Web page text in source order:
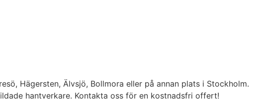
Hägersten, Älvsjö, Bollmora eller på annan plats i Stockholm.
hantverkare. Kontakta oss för en kostnadsfri offert!